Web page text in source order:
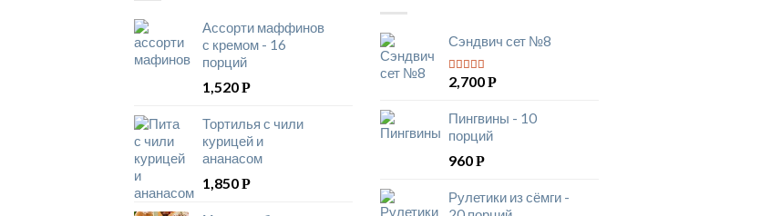
Ассорти маффинов
с кремом - 16
порций
1,520Р
Тортилья с чили
курицей и
ананасом
1,850Р
Сэндвич сет №8
5из 5
2,700Р
Пингвины - 10
порций
960Р
Рулетики из сёмги -